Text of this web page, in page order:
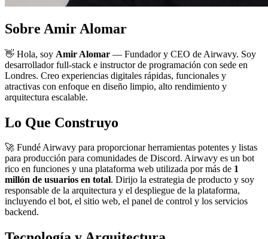
Sobre Amir Alomar
👋 Hola, soy Amir Alomar — Fundador y CEO de Airwavy. Soy
desarrollador full-stack e instructor de programación con sede en
Londres. Creo experiencias digitales rápidas, funcionales y
atractivas con enfoque en diseño limpio, alto rendimiento y
arquitectura escalable.
Lo Que Construyo
🚀 Fundé Airwavy para proporcionar herramientas potentes y listas
para producción para comunidades de Discord. Airwavy es un bot
rico en funciones y una plataforma web utilizada por más de 1
millón de usuarios en total. Dirijo la estrategia de producto y soy
responsable de la arquitectura y el despliegue de la plataforma,
incluyendo el bot, el sitio web, el panel de control y los servicios
backend.